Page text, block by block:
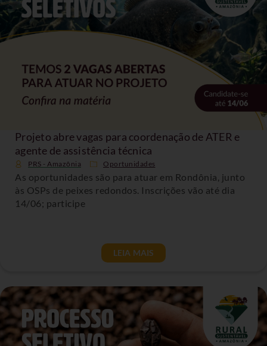
Projeto abre vagas para coordenação de ATER e
agente de assistência técnica
PRS - Amazônia Oportunidades
As oportunidades são para atuar em Rondônia, junto
às OSPs de peixes redondos. Inscrições vão até dia
14/06; participe
LEIA MAIS